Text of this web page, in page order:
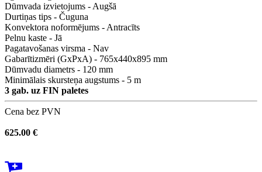
Dūmvada izvietojums - Augšā
Durtiņas tips - Čuguna
Konvektora noformējums - Antracīts
Pelnu kaste - Jā
Pagatavošanas virsma - Nav
Gabarītizmēri (GxPxA) - 765x440x895 mm
Dūmvadu diametrs - 120 mm
Minimālais skursteņa augstums - 5 m
3 gab. uz FIN paletes
Cena bez PVN
625.00 €